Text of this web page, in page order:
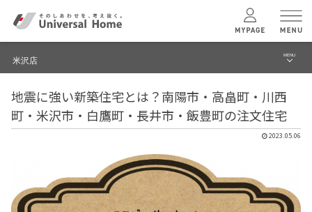
ユニバーサルホームの特長
テクノロジー
米沢店 MENU
ブログ
建築実例・事例
モデルハウス見学予約
地震に強い新築住宅とは？南陽市・高畠町・川西
町・米沢市・白鷹町・長井市・飯豊町の注文住宅
2023.05.06